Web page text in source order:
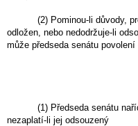
(2) Pominou-li důvody,
odložen, nebo nedodržuje-li
může předseda senátu
(1) Předseda senátu
nezaplatí-li jej odsouzený